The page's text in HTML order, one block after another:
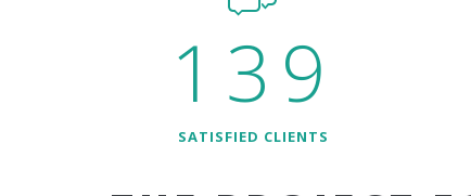
139
SATISFIED CLIENTS